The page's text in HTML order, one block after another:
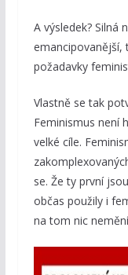
A výsledek? Silná
emancipovanější,
požadavky
Vlastně se tak
Feminismus není
velké cíle.
se. Že ty první
občas použily i
na tom nic